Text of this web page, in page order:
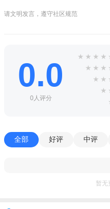
软件名称
一句话优势（
爱奇艺
海量独播剧集
定。
优酷视频
芒果TV
独家热门综艺
哔哩哔哩2026无广告版
请文明发言，遵守社区规范
0.0
0人评分
★ ★ ★ ★
★ ★ ★
★ ★
★
全部 好评 中评
暂无